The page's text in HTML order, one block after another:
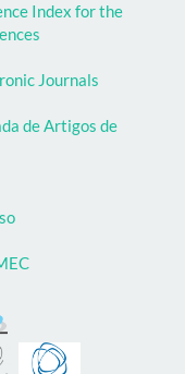
Index for the
Journals
de Artigos de